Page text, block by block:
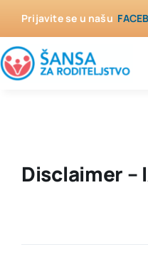
content
Prijavite se u našu
Disclaimer –